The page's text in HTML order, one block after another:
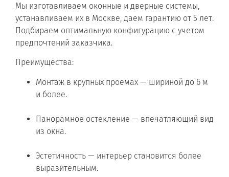
Мы изготавливаем оконные и дверные системы,
устанавливаем их в Москве, даем гарантию от 5 лет.
Подбираем оптимальную конфигурацию с учетом
предпочтений заказчика.
Преимущества:
Монтаж в крупных проемах — шириной до 6 м
и более.
Панорамное остекление — впечатляющий вид
из окна.
Эстетичность — интерьер становится более
выразительным.